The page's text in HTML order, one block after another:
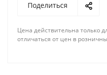
Поделиться
Цена действительна только
отличаться от цен в